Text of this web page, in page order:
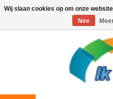
0
Wij slaan cookies op om onze
Nee